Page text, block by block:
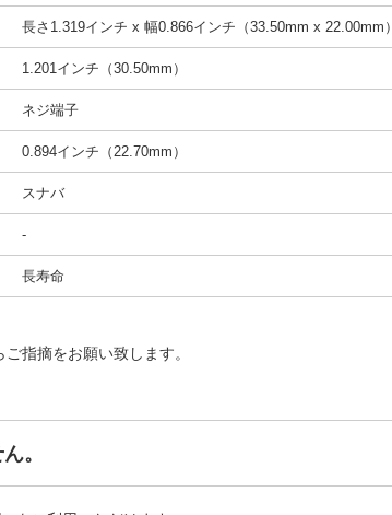
長さ1.319インチ x 幅0.866インチ（33.50mm x 22.00mm）
1.201インチ（30.50mm）
ネジ端子
0.894インチ（22.70mm）
スナバ
-
長寿命
指摘をお願い致します。
。